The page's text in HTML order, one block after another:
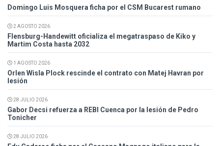
Domingo Luis Mosquera ficha por el CSM Bucarest rumano
2 AGOSTO 2026
Flensburg-Handewitt oficializa el megatraspaso de Kiko y
Martim Costa hasta 2032
1 AGOSTO 2026
Orlen Wisla Plock rescinde el contrato con Matej Havran por
lesión
28 JULIO 2026
Gabor Decsi refuerza a REBI Cuenca por la lesión de Pedro
Tonicher
28 JULIO 2026